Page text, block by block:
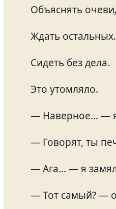
Объяснять
Ждать остальных.
Сидеть без дела.
Это утомляло.
— Наверное… —
— Говорят, ты
— Ага… — я
— Тот самый? —